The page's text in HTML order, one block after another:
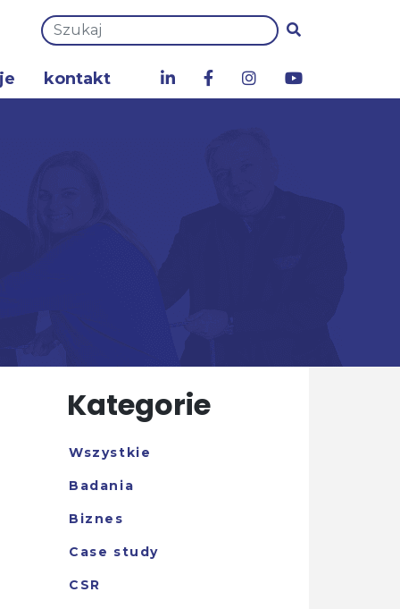
kontakt
Kategorie
Wszystkie
Badania
Biznes
Case study
CSR